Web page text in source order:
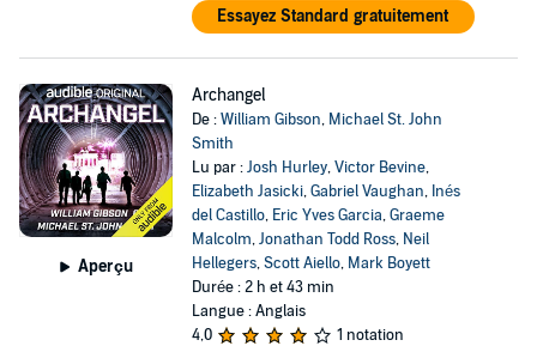
Essayez Standard gratuitement
Aperçu
Archangel
De :William Gibson, Michael St. John
Smith
Lu par :Josh Hurley,Victor Bevine,
Elizabeth Jasicki,Gabriel Vaughan, Inés
del Castillo, Eric Yves Garcia,Graeme
Malcolm,Jonathan Todd Ross, Neil
Hellegers,Scott Aiello, Mark Boyett
Durée : 2 h et 43 min
Langue : Anglais
4,0
1 notation